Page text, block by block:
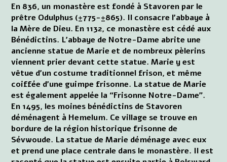
En 836, un monastère est fondé à Stavoren par le
prêtre Odulphus (±775-±865). Il consacre l'abbaye à
la Mère de Dieu. En 1132, ce monastère est cédé aux
Bénédictins. L'abbaye de Notre-Dame abrite une
ancienne statue de Marie et de nombreux pèlerins
viennent prier devant cette statue. Marie y est
vêtue d'un costume traditionnel frison, et même
coiffée d'une guimpe frisonne. La statue de Marie
est également appelée la “Frisonne Notre-Dame”.
En 1495, les moines bénédictins de Stavoren
déménagent à Hemelum. Ce village se trouve en
bordure de la région historique frisonne de
Sévwoude. La statue de Marie déménage avec eux
et prend une place centrale dans le monastère. Il est